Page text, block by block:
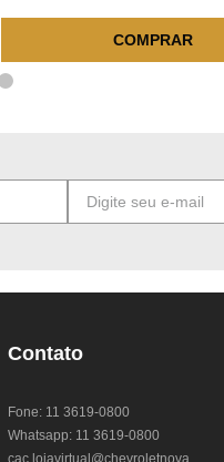
COMPRAR
Contato
Fone: 11 3619-0800
Whatsapp: 11 3619-0800
cac.lojavirtual@chevroletnova